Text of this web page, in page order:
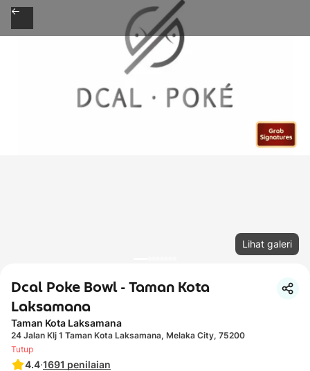
Lihat galeri
Dcal Poke Bowl - Taman Kota
Laksamana
Taman Kota Laksamana
24 Jalan Klj 1 Taman Kota Laksamana, Melaka City, 75200
4.4·1691 penilaian
Tutup